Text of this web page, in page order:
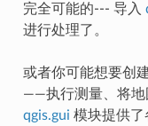
完全可能的--- 导入
进行处理了。
或者你可能想要创
——执行测量、将地
qgis.gui 模块提供了